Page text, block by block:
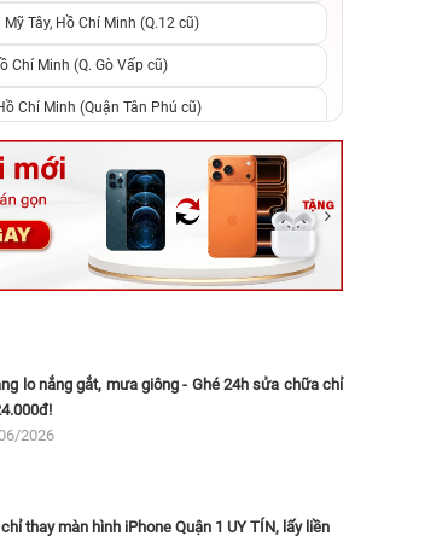
Tây, Hồ Chí Minh (Q.12 cũ)
Chí Minh (Q. Gò Vấp cũ)
Chí Minh (Quận Tân Phú cũ)
Hồ Chí Minh (Q.9 TP. Thủ Đức cũ)
Chí Minh (Bình Thọ, TP. Thủ Đức Cũ)
Chí Minh (Bình Dương Cũ)
Tàu, Hồ Chí Minh (TP. Vũng Tàu cũ)
lo nắng gắt, mưa giông - Ghé 24h sửa chữa chỉ
2026
thay màn hình iPhone Quận 1 UY TÍN, lấy liền